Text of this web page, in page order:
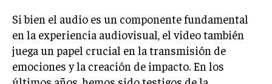
Si bien el audio es un componente fundamental
en la experiencia audiovisual, el video también
juega un papel crucial en la transmisión de
emociones y la creación de impacto. En los